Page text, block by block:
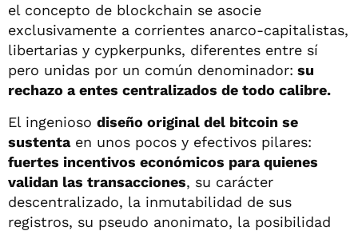
el concepto de blockchain se asocie
exclusivamente a corrientes anarco-capitalistas,
libertarias y cypkerpunks, diferentes entre sí
pero unidas por un común denominador: su
rechazo a entes centralizados de todo calibre.
El ingenioso diseño original del bitcoin se
sustentaen unos pocos y efectivos pilares:
fuertes incentivos económicos para quienes
validan las transacciones, su carácter
descentralizado, la inmutabilidad de sus
registros, su pseudo anonimato, la posibilidad